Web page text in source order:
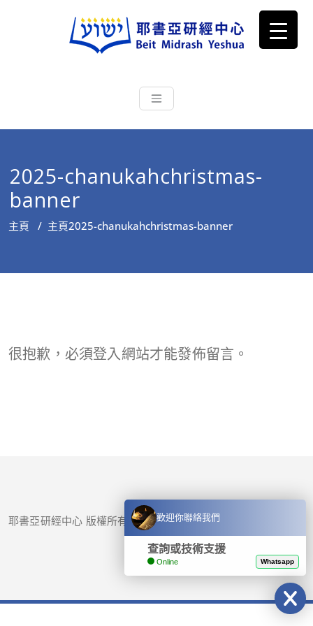
耶書亞研經中心
根源明白聖經，成為更好的門徒
2025-chanukahchristmas-
banner
主頁 / 主頁2025-chanukahchristmas-banner
很抱歉，必須登入網站才能發佈留言。
耶書亞研經中心 版權所有 © 2017-2026
歡迎你聯絡我們
查詢或技術支援
Online Whatsapp